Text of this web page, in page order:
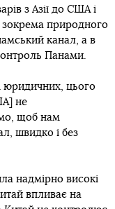
з Азії до США і
зокрема природного
канал, а в
Панами.
юридичних, цього
не
щоб нам
швидко і без
надмірно високі
впливає на